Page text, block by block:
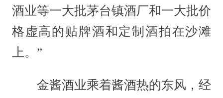
酒业等一大批茅台镇酒厂和一大批价
格虚高的贴牌酒和定制酒拍在沙滩
上。”
金酱酒业乘着酱酒热的东风，经